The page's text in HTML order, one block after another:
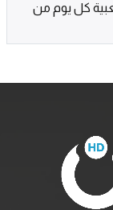
كل يوم من